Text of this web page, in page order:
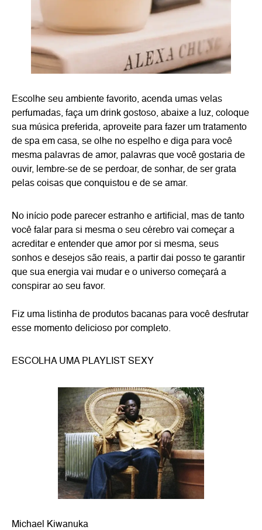
Escolhe seu ambiente favorito, acenda umas velas
perfumadas, faça um drink gostoso, abaixe a luz, coloque
sua música preferida, aproveite para fazer um tratamento
de spa em casa, se olhe no espelho e diga para você
mesma palavras de amor, palavras que você gostaria de
ouvir, lembre-se de se perdoar, de sonhar, de ser grata
pelas coisas que conquistou e de se amar.
No início pode parecer estranho e artificial, mas de tanto
você falar para si mesma o seu cérebro vai começar a
acreditar e entender que amor por si mesma, seus
sonhos e desejos são reais, a partir dai posso te garantir
que sua energia vai mudar e o universo começará a
conspirar ao seu favor.
Fiz uma listinha de produtos bacanas para você desfrutar
esse momento delicioso por completo.
ESCOLHA UMA PLAYLIST SEXY
Michael Kiwanuka